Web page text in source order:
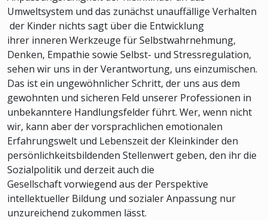
Umweltsystem und das zunächst unauffällige Verhalten
der Kinder nichts sagt über die Entwicklung
ihrer inneren Werkzeuge für Selbstwahrnehmung,
Denken, Empathie sowie Selbst- und Stressregulation,
sehen wir uns in der Verantwortung, uns einzumischen.
Das ist ein ungewöhnlicher Schritt, der uns aus dem
gewohnten und sicheren Feld unserer Professionen in
unbekanntere Handlungsfelder führt. Wer, wenn nicht
wir, kann aber der vorsprachlichen emotionalen
Erfahrungswelt und Lebenszeit der Kleinkinder den
persönlichkeitsbildenden Stellenwert geben, den ihr die
Sozialpolitik und derzeit auch die
Gesellschaft vorwiegend aus der Perspektive
intellektueller Bildung und sozialer Anpassung nur
unzureichend zukommen lässt.